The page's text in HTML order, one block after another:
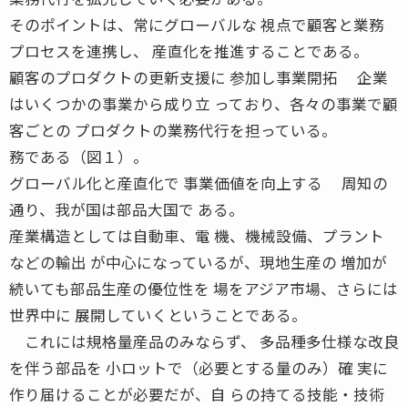
そのポイントは、常にグローバルな 視点で顧客と業務
プロセスを連携し、 産直化を推進することである。
顧客のプロダクトの更新支援に 参加し事業開拓 企業
はいくつかの事業から成り立 っており、各々の事業で顧
客ごとの プロダクトの業務代行を担っている。
務である（図１）。
グローバル化と産直化で 事業価値を向上する 周知の
通り、我が国は部品大国で ある。
産業構造としては自動車、電 機、機械設備、プラント
などの輸出 が中心になっているが、現地生産の 増加が
続いても部品生産の優位性を 場をアジア市場、さらには
世界中に 展開していくということである。
これには規格量産品のみならず、 多品種多仕様な改良
を伴う部品を 小ロットで（必要とする量のみ）確 実に
作り届けることが必要だが、自 らの持てる技能・技術